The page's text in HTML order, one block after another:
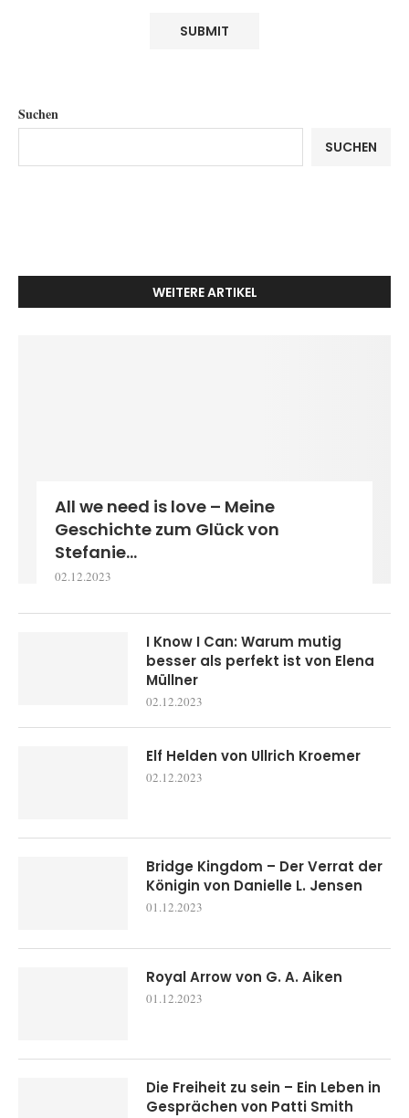
Suchen
SUCHEN
WEITERE ARTIKEL
All we need is love – Meine
Geschichte zum Glück von
Stefanie...
02.12.2023
I Know I Can: Warum mutig
besser als perfekt ist von Elena
Müllner
02.12.2023
Elf Helden von Ullrich Kroemer
02.12.2023
Bridge Kingdom – Der Verrat der
Königin von Danielle L. Jensen
01.12.2023
Royal Arrow von G. A. Aiken
01.12.2023
Die Freiheit zu sein – Ein Leben in
Gesprächen von Patti Smith